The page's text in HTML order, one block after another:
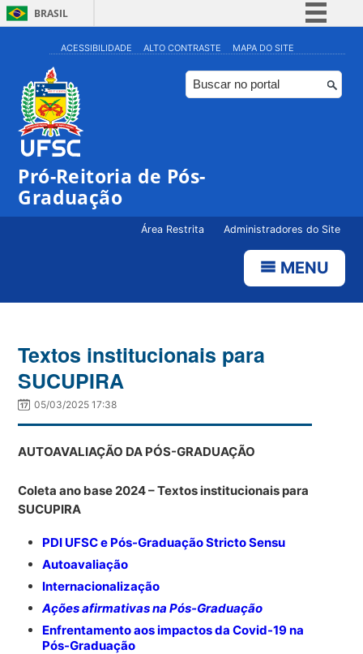
BRASIL
Simplifique!
Comunica BR
Participe
ACESSIBILIDADE ALTO CONTRASTE MAPA DO SITE
Pró-Reitoria de Pós-
Graduação
Área Restrita Administradores do Site
MENU
Textos institucionais para
SUCUPIRA
05/03/2025 17:38
AUTOAVALIAÇÃO DA PÓS-GRADUAÇÃO
Coleta ano base 2024 – Textos institucionais para
SUCUPIRA
PDI UFSC e Pós-Graduação Stricto Sensu
Autoavaliação
Internacionalização
Ações afirmativasna Pós-Graduação
Enfrentamento aos impactos da Covid-19 na
Pós-Graduação